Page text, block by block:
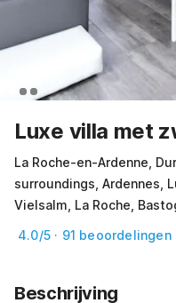
Luxe villa met
La Roche-en-Ardenne,
surroundings, Ardennes,
Vielsalm, La Roche,
4.0/5 · 91 beoordelingen
Beschrijving